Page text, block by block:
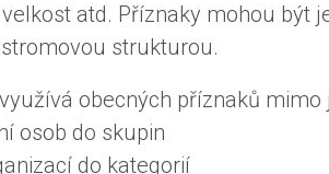
atd. Příznaky mohou být
strukturou.
obecných příznaků
osob do skupin
do kategorií